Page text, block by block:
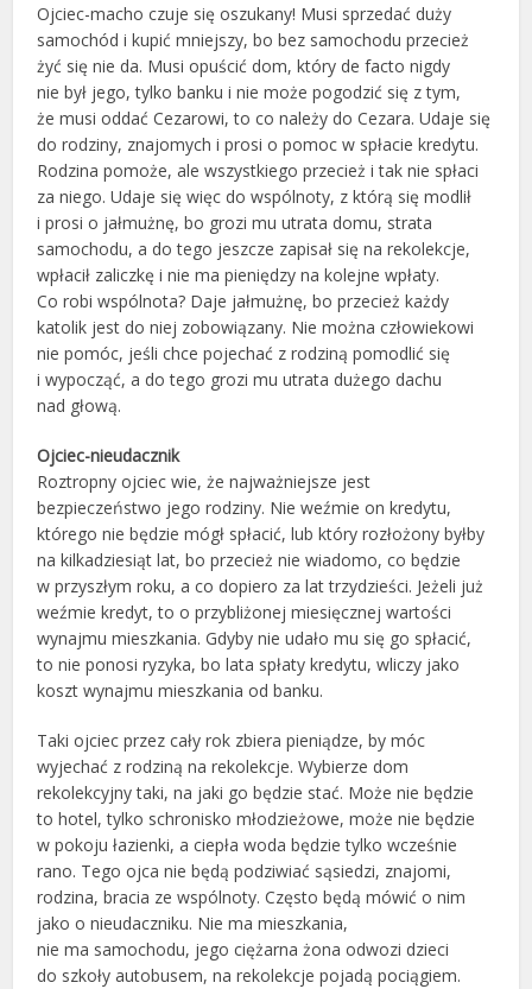
Ojciec-macho czuje się oszukany! Musi sprzedać duży
samochód i kupić mniejszy, bo bez samochodu przecież
żyć się nie da. Musi opuścić dom, który de facto nigdy
nie był jego, tylko banku i nie może pogodzić się z tym,
że musi oddać Cezarowi, to co należy do Cezara. Udaje się
do rodziny, znajomych i prosi o pomoc w spłacie kredytu.
Rodzina pomoże, ale wszystkiego przecież i tak nie spłaci
za niego. Udaje się więc do wspólnoty, z którą się modlił
i prosi o jałmużnę, bo grozi mu utrata domu, strata
samochodu, a do tego jeszcze zapisał się na rekolekcje,
wpłacił zaliczkę i nie ma pieniędzy na kolejne wpłaty.
Co robi wspólnota? Daje jałmużnę, bo przecież każdy
katolik jest do niej zobowiązany. Nie można człowiekowi
nie pomóc, jeśli chce pojechać z rodziną pomodlić się
i wypocząć, a do tego grozi mu utrata dużego dachu
nad głową.
Ojciec-nieudacznik
Roztropny ojciec wie, że najważniejsze jest
bezpieczeństwo jego rodziny. Nie weźmie on kredytu,
którego nie będzie mógł spłacić, lub który rozłożony byłby
na kilkadziesiąt lat, bo przecież nie wiadomo, co będzie
w przyszłym roku, a co dopiero za lat trzydzieści. Jeżeli już
weźmie kredyt, to o przybliżonej miesięcznej wartości
wynajmu mieszkania. Gdyby nie udało mu się go spłacić,
to nie ponosi ryzyka, bo lata spłaty kredytu, wliczy jako
koszt wynajmu mieszkania od banku.
Taki ojciec przez cały rok zbiera pieniądze, by móc
wyjechać z rodziną na rekolekcje. Wybierze dom
rekolekcyjny taki, na jaki go będzie stać. Może nie będzie
to hotel, tylko schronisko młodzieżowe, może nie będzie
w pokoju łazienki, a ciepła woda będzie tylko wcześnie
rano. Tego ojca nie będą podziwiać sąsiedzi, znajomi,
rodzina, bracia ze wspólnoty. Często będą mówić o nim
jako o nieudaczniku. Nie ma mieszkania,
nie ma samochodu, jego ciężarna żona odwozi dzieci
do szkoły autobusem, na rekolekcje pojadą pociągiem.